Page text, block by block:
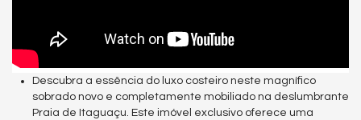
Descubra a essência do luxo costeiro neste magnífico
sobrado novo e completamente mobiliado na deslumbrante
Praia de Itaguaçu. Este imóvel exclusivo oferece uma